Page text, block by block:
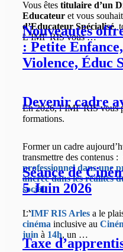
Vous êtes titulaire d’un
Educateur et vous
d’Educateur Spécialisé,
L’IMF RIS vous …
Nouveautés
: Petite
Violence, Éduc
En 2026, l’IMF RIS vous
formations.
Devenir cadre
Former un cadre
transmettre des contenus :
professionnel dans une
ancrée dans les réalités
social.
…
Séance de
5 Juin 2026
L’IMF RIS Arles a le
cinéma inclusive au
juin à 14h, un …
Taxe